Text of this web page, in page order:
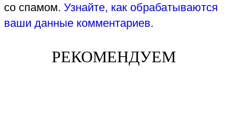
со спамом. Узнайте, как обрабатываются
ваши данные комментариев.
РЕКОМЕНДУЕМ